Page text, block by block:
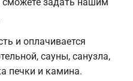
и оплачивается
сауны, санузла,
печки и камина.